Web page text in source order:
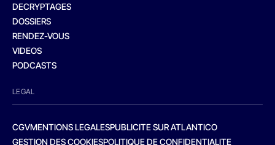
DECRYPTAGES
DOSSIERS
RENDEZ-VOUS
VIDEOS
PODCASTS
LEGAL
CGVMENTIONS LEGALESPUBLICITE SUR ATLANTICO
GESTION DES COOKIESPOLITIQUE DE CONFIDENTIALITE